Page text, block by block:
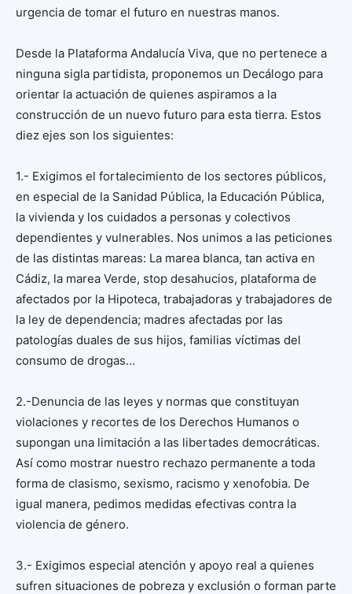
urgencia de tomar el futuro en nuestras manos.
Desde la Plataforma Andalucía Viva, que no pertenece a
ninguna sigla partidista, proponemos un Decálogo para
orientar la actuación de quienes aspiramos a la
construcción de un nuevo futuro para esta tierra. Estos
diez ejes son los siguientes:
1.- Exigimos el fortalecimiento de los sectores públicos,
en especial de la Sanidad Pública, la Educación Pública,
la vivienda y los cuidados a personas y colectivos
dependientes y vulnerables. Nos unimos a las peticiones
de las distintas mareas: La marea blanca, tan activa en
Cádiz, la marea Verde, stop desahucios, plataforma de
afectados por la Hipoteca, trabajadoras y trabajadores de
la ley de dependencia; madres afectadas por las
patologías duales de sus hijos, familias víctimas del
consumo de drogas…
2.-Denuncia de las leyes y normas que constituyan
violaciones y recortes de los Derechos Humanos o
supongan una limitación a las libertades democráticas.
Así como mostrar nuestro rechazo permanente a toda
forma de clasismo, sexismo, racismo y xenofobia. De
igual manera, pedimos medidas efectivas contra la
violencia de género.
3.- Exigimos especial atención y apoyo real a quienes
sufren situaciones de pobreza y exclusión o forman parte